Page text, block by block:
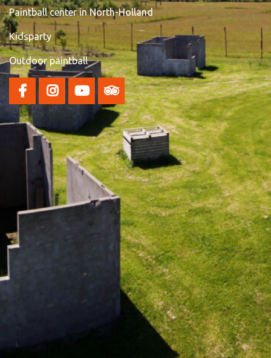
Paintball center in North-Holland
Kidsparty
Outdoor paintball